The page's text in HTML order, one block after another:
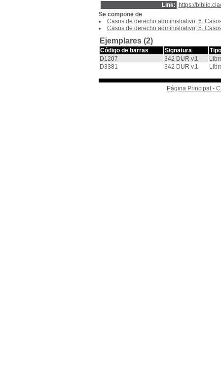
Link:
https://
Se compone de
Casos de derecho administrativo, 6.
Casos de derecho administrativo, 5.
Ejemplares (2)
Código de barras Signatura
D1207
342 DUR v.1
D3381
342 DUR v.1
Página Principal -